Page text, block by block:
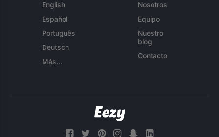
English
Español
Português
Deutsch
Más...
Nosotros
Equipo
Nuestro
blog
Contacto